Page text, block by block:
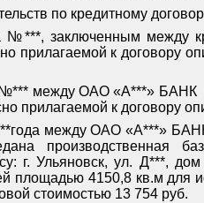
по кредитному
№***, заключенным между
прилагаемой к договору
№*** между ОАО «А***» БАНК
прилагаемой к договору
между ОАО «А***»
производственная
г. Ульяновск, ул. Д***,
площадью 4150,8 кв.м для
стоимостью 13 754 руб.